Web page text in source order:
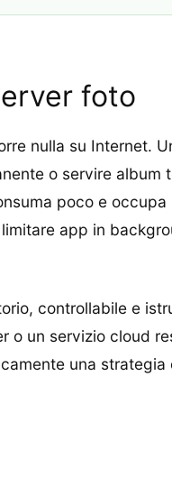
foto
nulla su Internet.
o servire album
poco e
app in
controllabile e
o un servizio cloud
una strategia